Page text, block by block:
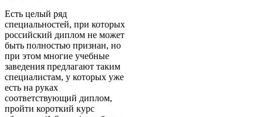
Есть целый ряд
специальностей, при которых
российский диплом не может
быть полностью признан, но
при этом многие учебные
заведения предлагают таким
специалистам, у которых уже
есть на руках
соответствующий диплом,
пройти короткий курс